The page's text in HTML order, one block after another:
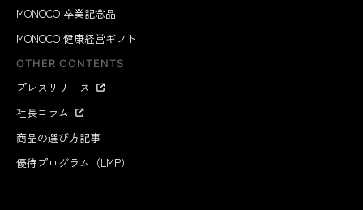
MONOCO 卒業記念品
MONOCO 健康経営ギフト
OTHER CONTENTS
プレスリリース
社長コラム
商品の選び方記事
優待プログラム（LMP）